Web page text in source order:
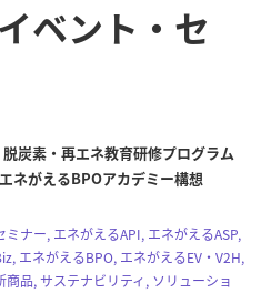
イベント・セ
炭素・再エネ教育研修プログラム
ネがえるBPOアカデミー構想
ミナー, エネがえるAPI, エネがえるASP,
エネがえるBPO, エネがえるEV・V2H,
商品, サステナビリティ, ソリューショ